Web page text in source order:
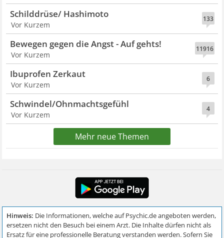
133
Schilddrüse/ Hashimoto
Vor Kurzem
11916
Bewegen gegen die Angst - Auf gehts!
Vor Kurzem
6
Ibuprofen Zerkaut
Vor Kurzem
4
Schwindel/Ohnmachtsgefühl
Vor Kurzem
Mehr neue Themen